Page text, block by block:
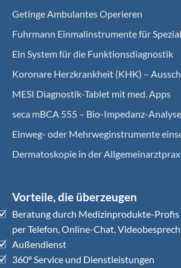
Getinge Ambulantes Operieren
Fuhrmann Einmalinstrumente für
Ein System für die Funktionsdiagnostik
Koro­nare Herz­krank­heit (KHK) –
MESI Diagnostik-Tablet mit med. Apps
seca mBCA 555 – Bio-Impedanz-Analyse
Einweg- oder Mehrweginstrumente
Dermatoskopie in der
Vorteile, die überzeugen
Beratung durch Medizinprodukte-Profis
per Telefon, Online-Chat,
Außendienst
360° Service und Dienstleistungen